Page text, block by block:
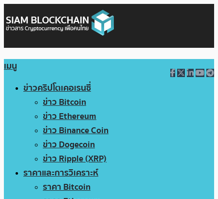
เมนู
ข่าวคริปโตเคอเรนซี่
ข่าว Bitcoin
ข่าว Ethereum
ข่าว Binance Coin
ข่าว Dogecoin
ข่าว Ripple (XRP)
ราคาและการวิเคราะห์
ราคา Bitcoin